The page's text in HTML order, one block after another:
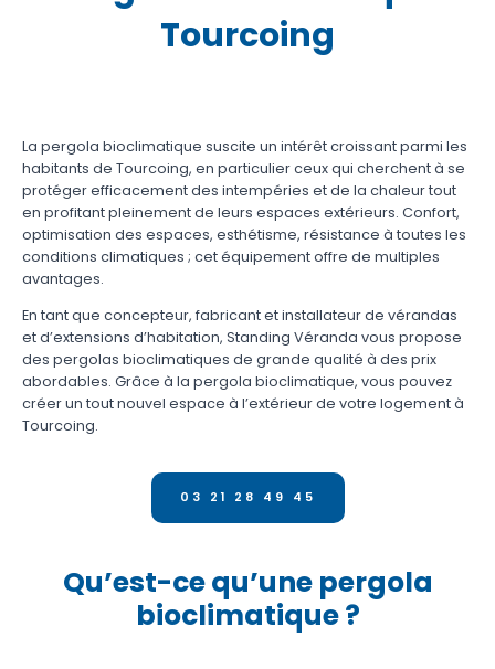
Tourcoing
La pergola bioclimatique suscite un intérêt croissant parmi les
habitants de Tourcoing, en particulier ceux qui cherchent à se
protéger efficacement des intempéries et de la chaleur tout
en profitant pleinement de leurs espaces extérieurs. Confort,
optimisation des espaces, esthétisme, résistance à toutes les
conditions climatiques ; cet équipement offre de multiples
avantages.
En tant que concepteur, fabricant et installateur de vérandas
et d’extensions d’habitation, Standing Véranda vous propose
des pergolas bioclimatiques de grande qualité à des prix
abordables. Grâce à la pergola bioclimatique, vous pouvez
créer un tout nouvel espace à l’extérieur de votre logement à
Tourcoing.
03 21 28 49 45
Qu’est-ce qu’une pergola
bioclimatique ?